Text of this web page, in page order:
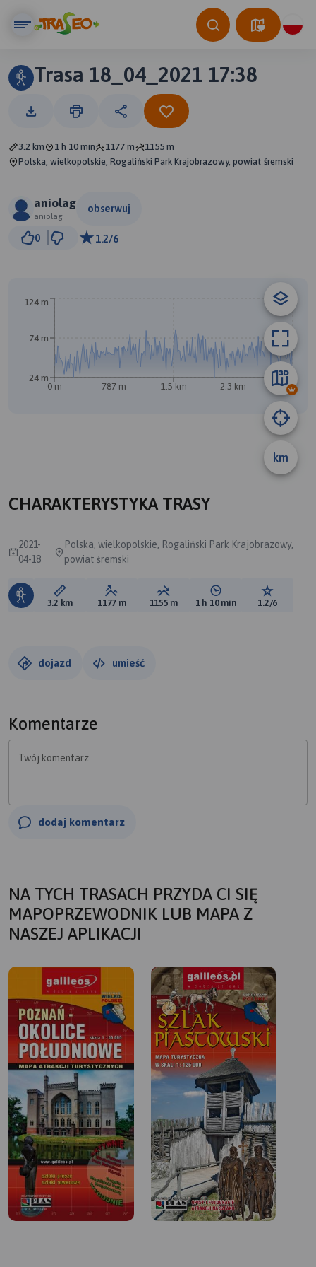
Trasa 18_04_2021 17:38
3.2 km 1 h 10 min 1177 m
1155 m
Polska, wielkopolskie, Rogaliński Park Krajobrazowy, powiat śremski
aniolag
aniolag
obserwuj
0 1.2/6
km
0 m 787 m 1.5 km 2.3 km 3.1 km
24 m
74 m
124 m
CHARAKTERYSTYKA TRASY
2021-
04-18
Polska, wielkopolskie, Rogaliński Park Krajobrazowy,
powiat śremski
Długość trasy:
3.2 km Suma przewyższeń:
1177 m Suma spadków:
1155 m Średni czas potrzebny
1 h 10 min Ocena
1.2/6
dojazd umieść
Komentarze
Twój komentarz
dodaj komentarz
NA TYCH TRASACH PRZYDA CI SIĘ
MAPOPRZEWODNIK LUB MAPA Z
NASZEJ APLIKACJI